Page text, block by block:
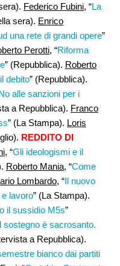
Federico Fubini, “La
sera). Enrico
una rete di grandi opere”
Perotti, “Riforma
” (Repubblica). Roberto
debito” (Repubblica).
alle sanzioni per i
a Repubblica). Franco
” (La Stampa). Loris
REDDITO DI
, “Gli ideologismi e il
Roberto Mania, “Come
Lombardo, “Il nuovo
e lavoro” (La Stampa).
il sussidio M5s”
sostegno è sacrosanto.
a Repubblica).
bianco dai partiti